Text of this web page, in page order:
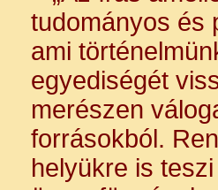
tudományos és
ami
egyediségét
merészen
forrásokból.
helyükre is